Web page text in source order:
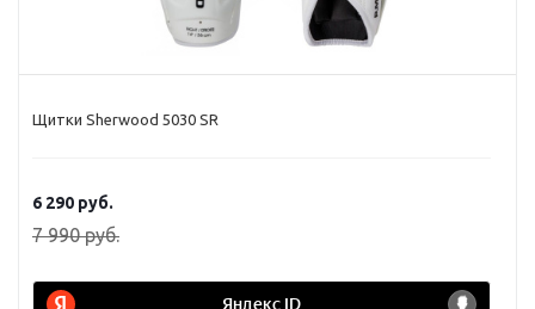
Щитки Sherwood 5030 SR
6 290 руб.
7 990руб.